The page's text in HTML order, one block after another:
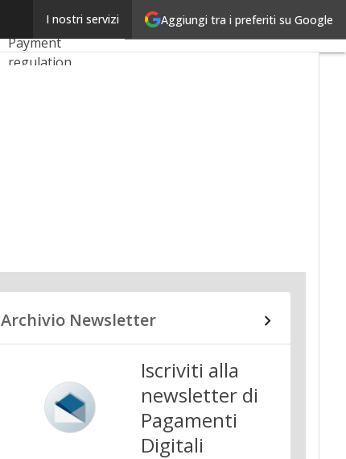
Aggiungi tra i preferiti su Google
I nostri servizi
Ultimi articoli
Payment
regulation
Archivio Newsletter
Iscriviti alla
newsletter di
Pagamenti
Digitali